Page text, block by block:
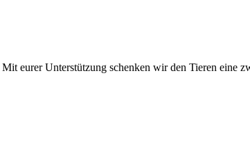
eurer Unterstützung schenken wir den Tieren eine